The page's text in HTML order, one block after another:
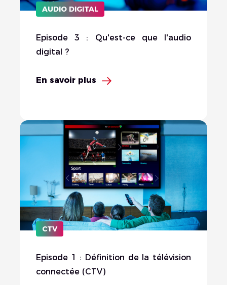
Episode 3 : Qu'est-ce que l'audio
digital ?
En savoir plus
AUDIO DIGITAL
Episode 1 : Définition de la télévision
connectée (CTV)
CTV